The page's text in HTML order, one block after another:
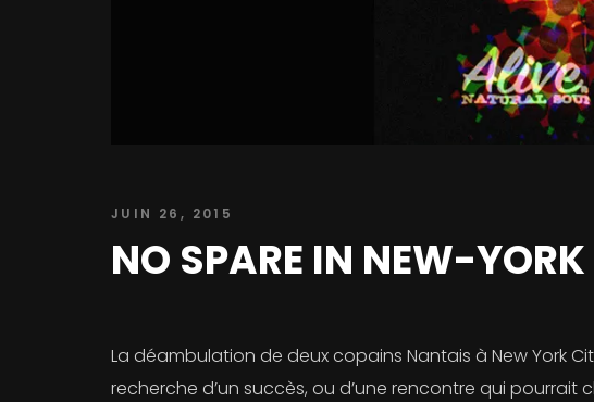
JUIN 26, 2015
NO SPARE IN NEW-YORK
La déambulation de deux copains Nantais à New York
recherche d’un succès, ou d’une rencontre qui